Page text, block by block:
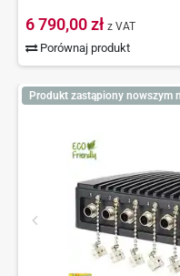
6 790,00 zł z VAT
Porównaj produkt
Produkt zastąpiony nowszym